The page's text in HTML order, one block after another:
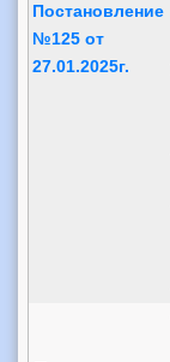
Постановление
№125 от
27.01.2025г.